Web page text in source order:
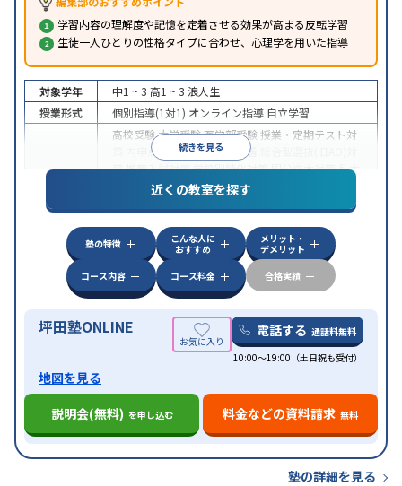
学習内容の理解度や記憶を定着させる効果が高まる反転学習
生徒一人ひとりの性格タイプに合わせ、心理学を用いた指導
続きを見る
対象学年 中1 ~ 3 高1 ~ 3 浪人生
授業形式
個別指導(1対1) オンライン指導 自立学習
高校受験大学受験医学部受験 授業・定期テスト対
内申点対策学習習慣の定着
策推薦入試対策学校別特化対策国公立大対策私大
共通テスト対策英検(英語検定)対策
その
特徴
中高一貫校生に対応授業の振替可能 不登校生に対
学習にPC・タブレットを利用オンライン対応
科目から受講可能季節講習のみの受講可発達障害
の子どもに対応
近くの教室を探す
塾の特徴
こんな人に
おすすめ
メリット・
デメリット
コース内容
コース料金 合格実績
坪田塾ONLINE 電話する 通話料無料
10:00～19:00（土日祝も受付）
地図を見る
説明会(無料) を申し込む 料金などの資料請求 無料
塾の詳細を見る